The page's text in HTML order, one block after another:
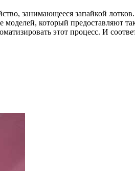
занимающееся запайкой
который предоставляют
этот процесс. И